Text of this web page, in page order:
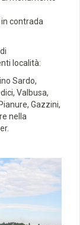
contrada
località:
Sardo,
Valbusa,
Gazzini,
nella